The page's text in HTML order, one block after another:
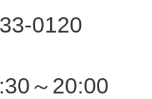
0120
～20:00